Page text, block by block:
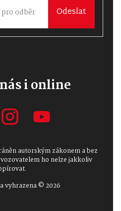
Odeslat
i online
autorským zákonem a bez
ho nelze jakkoliv
vyhrazena © 2026